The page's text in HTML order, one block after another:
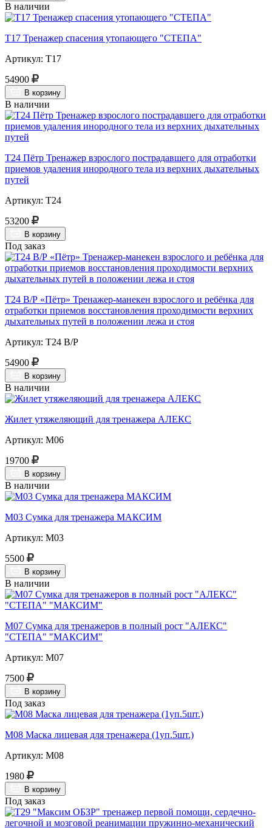
В наличии
Т17 Тренажер спасения утопающего "СТЕПА"
Артикул: Т17
54900
В корзину
В наличии
Т24 Пётр Тренажер взрослого пострадавшего для отработки
приемов удаления инородного тела из верхних дыхательных
путей
Артикул: Т24
53200
В корзину
Под заказ
Т24 В/Р «Пётр» Тренажер-манекен взрослого и ребёнка для
отработки приемов восстановления проходимости верхних
дыхательных путей в положении лежа и стоя
Артикул: Т24 В/Р
54900
В корзину
В наличии
Жилет утяжеляющий для тренажера АЛЕКС
Артикул: М06
19700
В корзину
В наличии
М03 Сумка для тренажера МАКСИМ
Артикул: М03
5500
В корзину
В наличии
М07 Сумка для тренажеров в полный рост "АЛЕКС"
"СТЕПА" "МАКСИМ"
Артикул: М07
7500
В корзину
Под заказ
М08 Маска лицевая для тренажера (1уп.5шт.)
Артикул: М08
1980
В корзину
Под заказ